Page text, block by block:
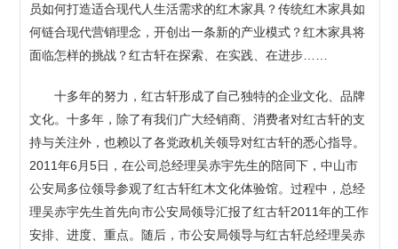
员如何打造适合现代人生活需求的红木家具？传统红木家具如
何链合现代营销理念，开创出一条新的产业模式？红木家具将
面临怎样的挑战？红古轩在探索、在实践、在进步……
十多年的努力，红古轩形成了自己独特的企业文化、品牌
文化。十多年，除了有我们广大经销商、消费者对红古轩的支
持与关注外，也赖以了各党政机关领导对红古轩的悉心指导。
2011年6月5日，在公司总经理吴赤宇先生的陪同下，中山市
公安局多位领导参观了红古轩红木文化体验馆。过程中，总经
理吴赤宇先生首先向市公安局领导汇报了红古轩2011年的工作
安排、进度、重点。随后，市公安局领导与红古轩总经理吴赤